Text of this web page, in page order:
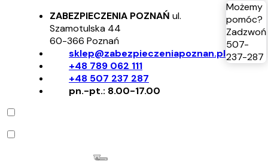
ZABEZPIECZENIA POZNAŃ ul.
Szamotulska 44
60-366 Poznań
sklep@zabezpieczeniapoznan.pl
+48 789 062 111
+48 507 237 287
pn.-pt.: 8.00-17.00
Możemy
pomóc?
Zadzwoń
507-
237-287